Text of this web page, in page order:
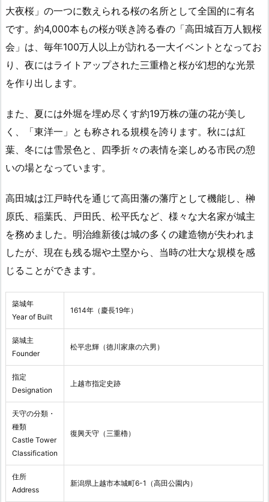
大夜桜」の一つに数えられる桜の名所として全国的に有名
です。約4,000本もの桜が咲き誇る春の「高田城百万人観桜
会」は、毎年100万人以上が訪れる一大イベントとなってお
り、夜にはライトアップされた三重櫓と桜が幻想的な光景
を作り出します。
また、夏には外堀を埋め尽くす約19万株の蓮の花が美し
く、「東洋一」とも称される規模を誇ります。秋には紅
葉、冬には雪景色と、四季折々の表情を楽しめる市民の憩
いの場となっています。
高田城は江戸時代を通じて高田藩の藩庁として機能し、榊
原氏、稲葉氏、戸田氏、松平氏など、様々な大名家が城主
を務めました。明治維新後は城の多くの建造物が失われま
したが、現在も残る堀や土塁から、当時の壮大な規模を感
じることができます。
築城年
Year of Built
1614年（慶長19年）
築城主
Founder
松平忠輝（徳川家康の六男）
指定
Designation
上越市指定史跡
天守の分類・
種類
Castle Tower
Classification
復興天守（三重櫓）
住所
Address
新潟県上越市本城町6-1（高田公園内）